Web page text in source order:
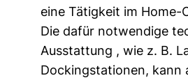
eine Tätigkeit im Home-
Die dafür notwendige
Ausstattung , wie z. B.
Dockingstationen, kann